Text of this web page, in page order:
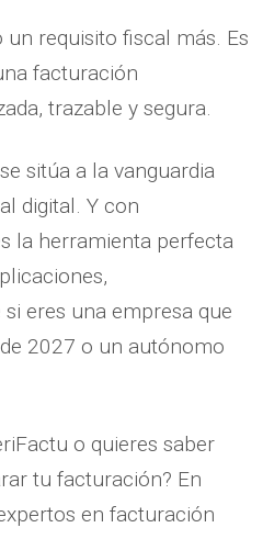
un requisito fiscal más. Es
facturación
trazable y segura.
sitúa a la vanguardia
digital. Y con
la herramienta perfecta
eres una empresa que
2027 o un autónomo
o quieres saber
tu facturación? En
en facturación